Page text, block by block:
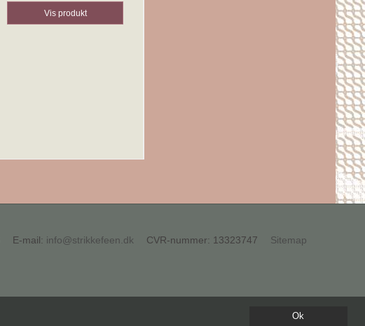
Ok
Vis produkt
E-mail: info@strikkefeen.dk CVR-nummer: 13323747
Sitemap